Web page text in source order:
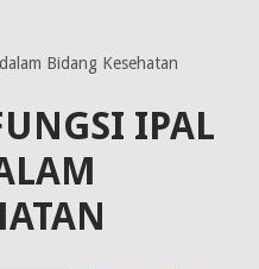
Bidang Kesehatan
IPAL